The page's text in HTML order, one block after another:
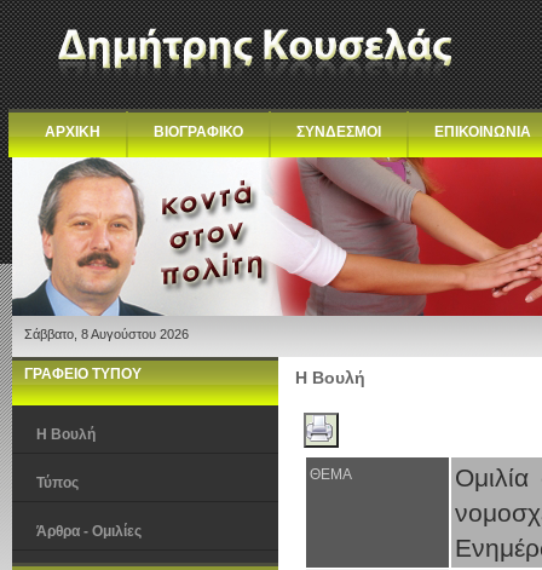
ΑΡΧΙΚΗ ΒΙΟΓΡΑΦΙΚΟ ΣΥΝΔΕΣΜΟΙ ΕΠΙΚΟΙΝΩΝΙΑ
Σάββατο, 8 Αυγούστου 2026
ΓΡΑΦΕΙΟ ΤΥΠΟΥ
Η Βουλή
Τύπος
Άρθρα - Ομιλίες
Η Βουλή
ΘΕΜΑ